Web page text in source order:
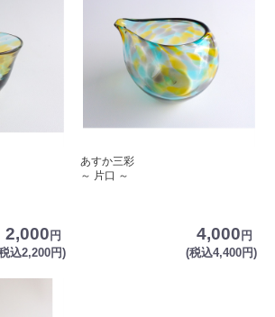
2,000 円
込2,200円)
あすか三彩
～ 片口 ～
4,000 円
(税込4,400円)